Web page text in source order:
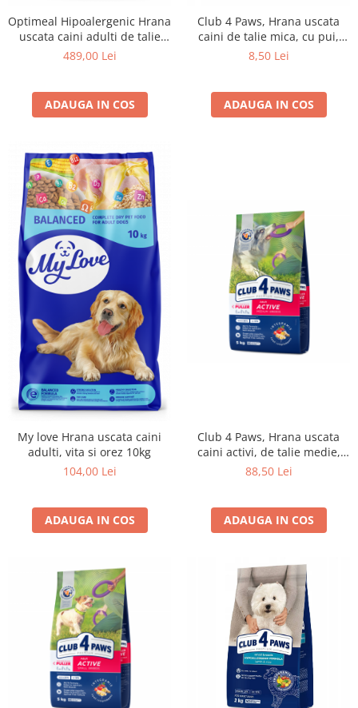
Optimeal Hipoalergenic Hrana
uscata caini adulti de talie
medie si mare - cu somon,
489,00 Lei
ADAUGA IN COS
Club 4 Paws, Hrana uscata
caini de talie mica, cu pui,
400g
8,50 Lei
ADAUGA IN COS
My love Hrana uscata caini
adulti, vita si orez 10kg
104,00 Lei
ADAUGA IN COS
Club 4 Paws, Hrana uscata
caini activi, de talie medie,
5kg
88,50 Lei
ADAUGA IN COS